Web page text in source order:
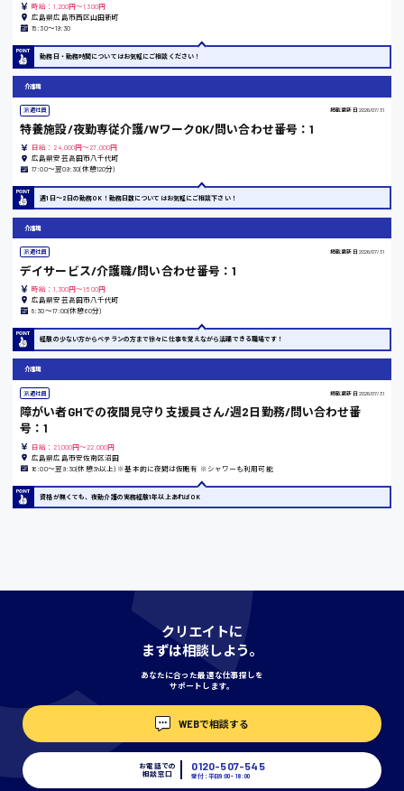
竹原市
熊本県
東京都
島根県
香川県
愛知県
時給1300円〜
時給1100円〜
時給1400円〜
時給：1,200円～1,300円
広島県広島市西区山田新町
15:30〜19:30
勤務日・勤務時間についてはお気軽にご相談ください！
介護職
派遣社員 掲載更新日 2026/07/31
特養施設/夜勤専従介護/WワークOK/問い合わせ番号：1
日給：24,000円～27,000円
広島県安芸高田市八千代町
17:00〜翌09:30(休憩120分)
週1日〜2日の勤務OK！勤務日数についてはお気軽にご相談下さい！
介護職
派遣社員 掲載更新日 2026/07/31
デイサービス/介護職/問い合わせ番号：1
時給：1,300円～1,500円
広島県安芸高田市八千代町
8:30〜17:00(休憩60分)
経験の少ない方からベテランの方まで徐々に仕事を覚えながら活躍できる職場です！
介護職
派遣社員 掲載更新日 2026/07/31
障がい者GHでの夜間見守り支援員さん/週2日勤務/問い合わせ番
号：1
日給：21,000円～22,000円
広島県広島市安佐南区沼田
16:00〜翌9:30(休憩3h以上) ※基本的に夜間は仮眠有 ※シャワーも利用可能
資格が無くても、夜勤介護の実務経験1年以上あればOK
クリエイトに
まずは相談しよう。
あなたに合った最適な仕事探しを
サポートします。
WEBで相談する
お電話での
相談窓口
0120-507-545
受付：平日9:00 - 18:00